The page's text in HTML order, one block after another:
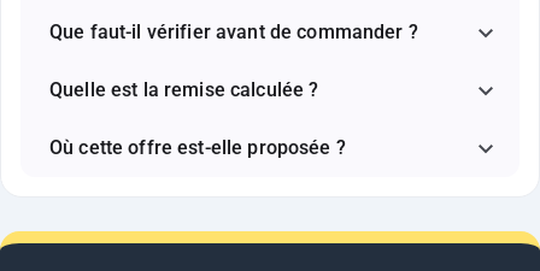
Que faut-il vérifier avant de commander ?
Quelle est la remise calculée ?
Où cette offre est-elle proposée ?